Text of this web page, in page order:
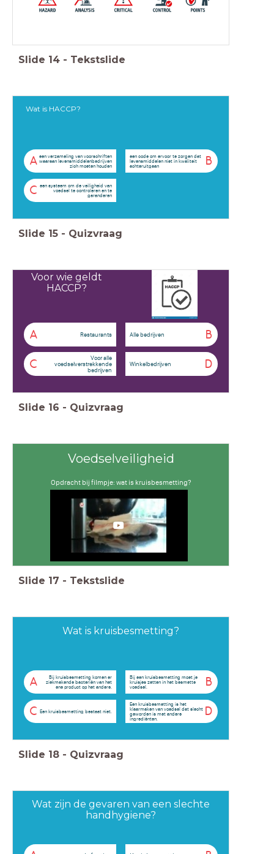
Slide 14 - Tekstslide
Wat is HACCP?
A een verzameling van voorschriften
waaraan levensmiddelenbedrijven
zich moeten houden
B
een code om ervoor te zorgen dat
levensmiddelen niet in kwaliteit
achteruitgaan
C een systeem om de veiligheid van
voedsel te controleren en te
garanderen
Slide 15 - Quizvraag
Voor wie geldt
HACCP?
A Restaurants B
Alle bedrijven
C
Voor alle
voedselverstrekkende
bedrijven
D
Winkelbedrijven
Slide 16 - Quizvraag
Voedselveiligheid
Opdracht bij filmpje: wat is kruisbesmetting?
Slide 17 - Tekstslide
Wat is kruisbesmetting?
A
Bij kruisbesmetting komen er
ziekmakende bacteriën van het
ene product op het andere.
B
Bij een kruisbesmetting moet je
kruisjes zetten in het besmette
voedsel.
C Een kruisbesmetting bestaat niet. D
Een kruisbesmetting is het
klaarmaken van voedsel dat slecht
geworden is met andere
ingrediënten.
Slide 18 - Quizvraag
Wat zijn de gevaren van een slechte
handhygiene?